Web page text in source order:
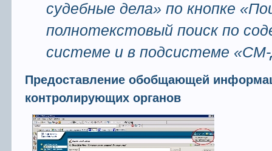
судебные дела» по кнопке
полнотекстовый поиск по
системе и в подсистеме «СМ-
Предоставление обобщающей
контролирующих органов